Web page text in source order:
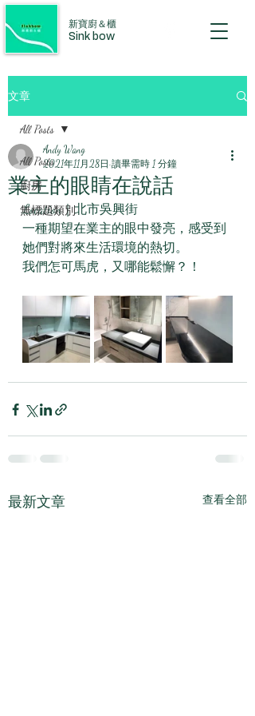
新寶廚＆櫃
Sink bow
文章
All Posts
廚房
無標題類別
All Posts
業主的眼睛在說話
Andy Wang
2021年11月28日 讀畢需時 1 分鐘
Location｜北市吳興街
一種期望在業主的眼中發亮，感受到
她們對將來生活環境的熱切。
我們怎可馬虎，又哪能鬆懈？！
最新文章 查看全部